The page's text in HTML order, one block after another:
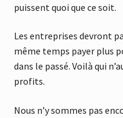
puissent quoi que ce soit.
Les entreprises devront
même temps payer plus
dans le passé. Voilà qui
profits.
Nous n’y sommes pas